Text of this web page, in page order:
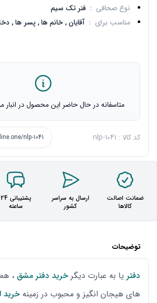
نوع صحافی : فنر تک سیم
مناسب برای : آقایان ,خانم ها ,پسر ها ,
متاسفانه در حال حاضر این محصول در انبار
کد کالا : nlp-1041 nlp-1041
ضمانت اصالت
کالاها
ارسال به سراسر
کشور
پشتیبانی 24
ساعته
توضیحات
دفتر یا به عبارت دیگر خرید دفتر مشق ،
های هیجان انگیز و محبوب در زمینه خرید